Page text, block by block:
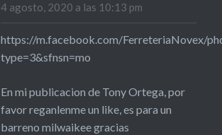
4 agosto, 2020 a las 10:13 pm
https://m.facebook.com/FerreteriaNovex/
type=3&sfnsn=mo
En mi publicacion de Tony Ortega, por
favor reganlenme un like, es para un
barreno milwaikee gracias